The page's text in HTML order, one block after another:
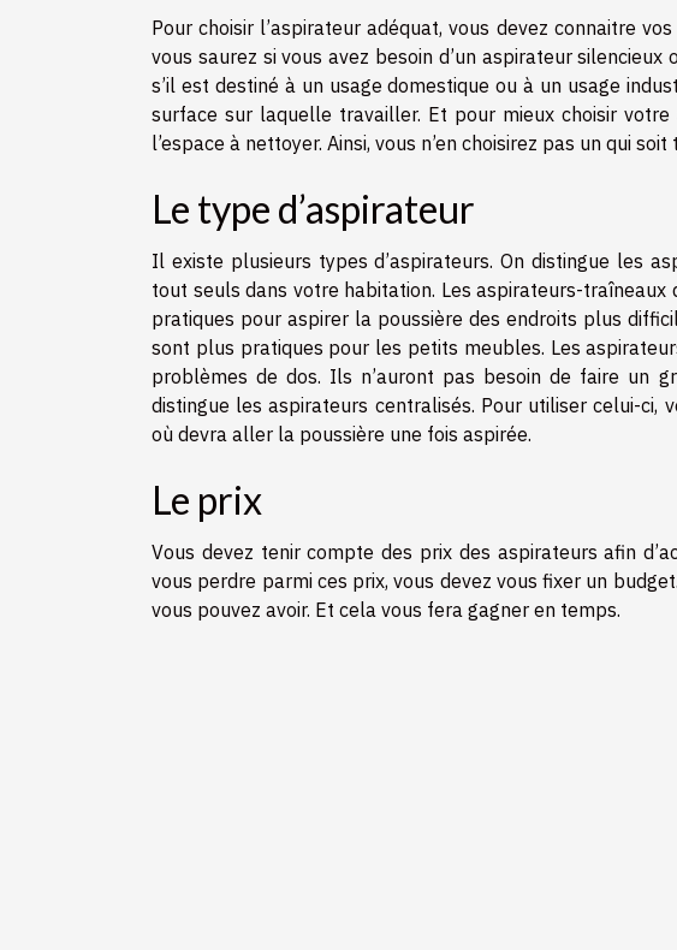
Pour choisir l’aspirateur adéquat, vous devez connaitre
vous saurez si vous avez besoin d’un aspirateur
s’il est destiné à un usage domestique ou à un usage
surface sur laquelle travailler. Et pour mieux choisir
l’espace à nettoyer. Ainsi, vous n’en choisirez pas un qui
Le type d’aspirateur
Il existe plusieurs types d’aspirateurs. On distingue les
tout seuls dans votre habitation. Les aspirateurs-
pratiques pour aspirer la poussière des endroits plus
sont plus pratiques pour les petits meubles. Les
problèmes de dos. Ils n’auront pas besoin de faire un
distingue les aspirateurs centralisés. Pour utiliser celui-ci,
où devra aller la poussière une fois aspirée.
Le prix
Vous devez tenir compte des prix des aspirateurs afin
vous perdre parmi ces prix, vous devez vous fixer un
vous pouvez avoir. Et cela vous fera gagner en temps.